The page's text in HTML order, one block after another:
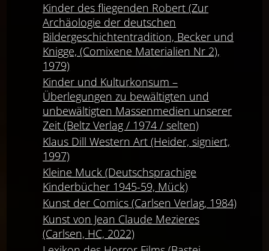
Kinder des fliegenden Robert (Zur
Archäologie der deutschen
Bildergeschichtentradition, Becker und
Knigge, (Comixene Materialien Nr 2),
1979)
Kinder und Kulturkonsum –
Überlegungen zu bewältigten und
unbewältigten Massenmedien unserer
Zeit (Beltz Verlag / 1974 / selten)
Klaus Dill Western Art (Heider, signiert,
1997)
Kleine Muck (Deutschsprachige
Kinderbücher 1945-59, Mück)
Kunst der Comics (Carlsen Verlag, 1984)
Kunst von Jean Claude Mezieres
(Carlsen, HC, 2022)